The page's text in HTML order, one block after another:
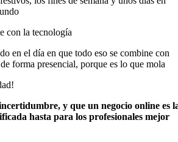
la tecnología
el día en que todo eso se combine con
forma presencial, porque es lo que mola
y que un negocio online es
hasta para los profesionales mejor